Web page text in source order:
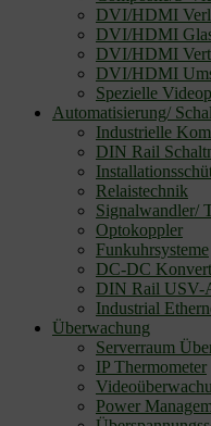
DVI/HDMI
DVI/HDMI
DVI/HDMI
DVI/HDMI
Spezielle
Automatisierung/
Industrielle
DIN Rail
Relaistechnik
Signalwandler/
Optokoppler
Funkuhrsysteme
DC-DC
DIN Rail USV-
Industrial
Überwachung
Serverraum
IP Thermometer
Power